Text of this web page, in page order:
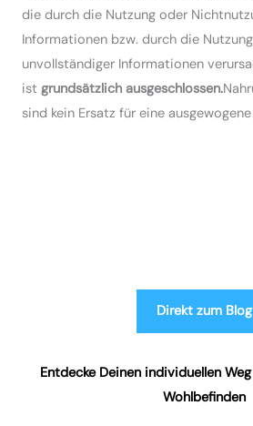
die durch die Nutzung oder
Informationen bzw. durch die
unvollständiger Informationen
ist grundsätzlich ausgeschlossen.
sind kein Ersatz für eine
Direkt zum Blog
Entdecke Deinen individuellen
Wohlbefinden